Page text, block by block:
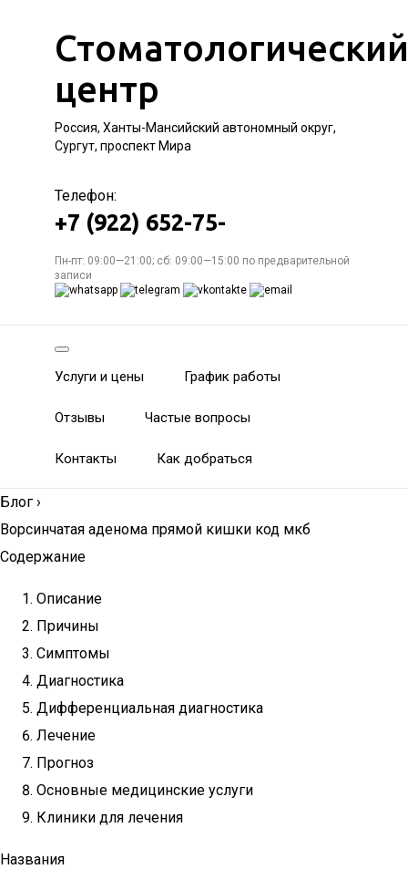
Стоматологический
центр
Россия, Ханты-Мансийский автономный округ,
Сургут, проспект Мира
Телефон:
+7 (922) 652-75-
Пн-пт: 09:00—21:00; сб: 09:00—15:00 по предварительной
записи
Услуги и цены График работы
Отзывы Частые вопросы
Контакты Как добраться
Блог ›
Ворсинчатая аденома прямой кишки код мкб
Содержание
Описание
Причины
Симптомы
Диагностика
Дифференциальная диагностика
Лечение
Прогноз
Основные медицинские услуги
Клиники для лечения
Названия